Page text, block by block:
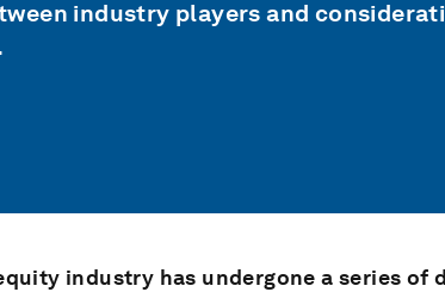
industry players and
industry has undergone a series of